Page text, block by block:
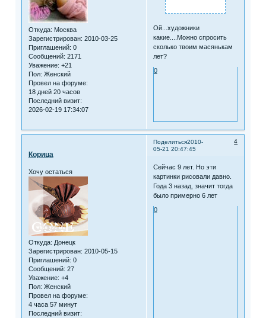
Откуда: Москва
Зарегистрирован: 2010-03-25
Приглашений: 0
Сообщений: 2171
Уважение: +21
Пол: Женский
Провел на форуме:
18 дней 20 часов
Последний визит:
2026-02-19 17:34:07
Ой...художники
какие....Можно спросить
сколько твоим масянькам
лет?
0
Поделиться 4
2010-
05-21 20:47:45
Корица
Хочу остаться
Откуда: Донецк
Зарегистрирован: 2010-05-15
Приглашений: 0
Сообщений: 27
Уважение: +4
Пол: Женский
Провел на форуме:
4 часа 57 минут
Последний визит:
Сейчас 9 лет. Но эти
картинки рисовали давно.
Года 3 назад, значит тогда
было примерно 6 лет
0